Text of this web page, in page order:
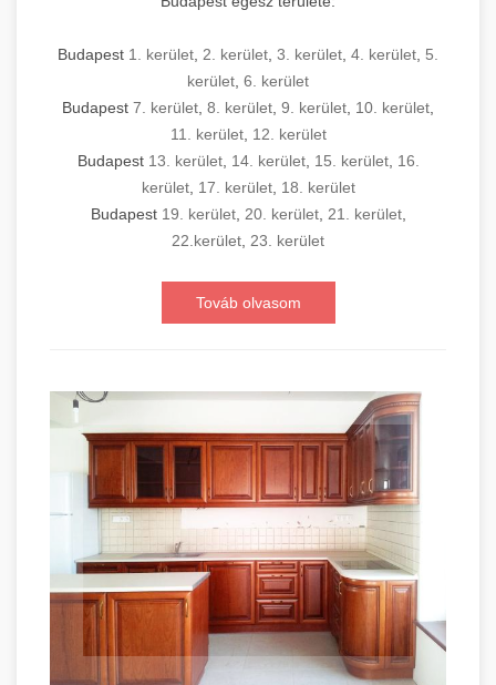
Budapest 1. kerület, 2. kerület, 3. kerület, 4. kerület, 5.
kerület, 6. kerület
Budapest 7. kerület, 8. kerület, 9. kerület, 10. kerület,
11. kerület, 12. kerület
Budapest 13. kerület, 14. kerület, 15. kerület, 16.
kerület, 17. kerület, 18. kerület
Budapest 19. kerület, 20. kerület, 21. kerület,
22.kerület, 23. kerület
Továb olvasom